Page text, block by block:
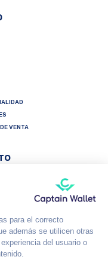
VENTA
English
para el correcto
además se utilicen otras
del usuario o